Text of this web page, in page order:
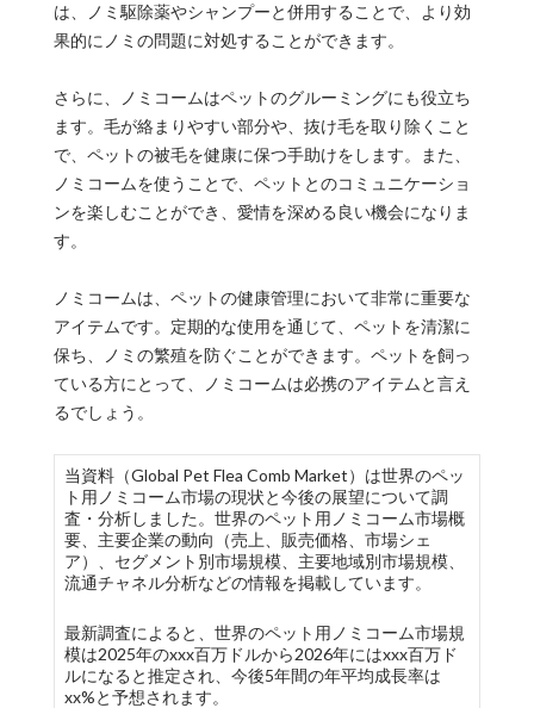
は、ノミ駆除薬やシャンプーと併用することで、より効
果的にノミの問題に対処することができます。
さらに、ノミコームはペットのグルーミングにも役立ち
ます。毛が絡まりやすい部分や、抜け毛を取り除くこと
で、ペットの被毛を健康に保つ手助けをします。また、
ノミコームを使うことで、ペットとのコミュニケーショ
ンを楽しむことができ、愛情を深める良い機会になりま
す。
ノミコームは、ペットの健康管理において非常に重要な
アイテムです。定期的な使用を通じて、ペットを清潔に
保ち、ノミの繁殖を防ぐことができます。ペットを飼っ
ている方にとって、ノミコームは必携のアイテムと言え
るでしょう。
当資料（Global Pet Flea Comb Market）は世界のペッ
ト用ノミコーム市場の現状と今後の展望について調
査・分析しました。世界のペット用ノミコーム市場概
要、主要企業の動向（売上、販売価格、市場シェ
ア）、セグメント別市場規模、主要地域別市場規模、
流通チャネル分析などの情報を掲載しています。
最新調査によると、世界のペット用ノミコーム市場規
模は2025年のxxx百万ドルから2026年にはxxx百万ド
ルになると推定され、今後5年間の年平均成長率は
xx%と予想されます。